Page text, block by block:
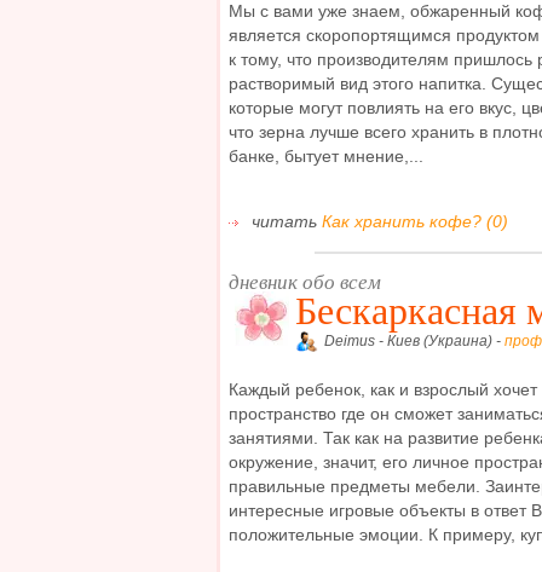
Мы с вами уже знаем, обжаренный
является скоропортящимся
к тому, что производителям пришлось
растворимый вид этого напитка.
которые могут повлиять на его вкус,
что зерна лучше всего хранить в
банке, бытует мнение,...
читать Как хранить кофе? (0)
дневник обо всем
Бескаркасная
Deimus - Киев (Украина) -
Каждый ребенок, как и взрослый
пространство где он сможет
занятиями. Так как на развитие
окружение, значит, его личное
правильные предметы мебели.
интересные игровые объекты в ответ
положительные эмоции. К примеру,